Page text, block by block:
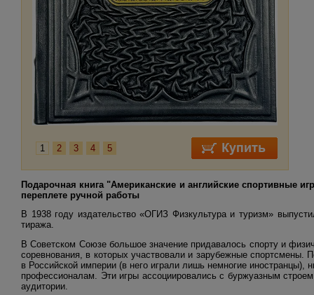
1 2 3 4 5
Подарочная книга "Американские и английские спортивные
переплете ручной работы
В 1938 году издательство «ОГИЗ Физкультура и туризм»
тиража.
В Советском Союзе большое значение придавалось спорту и
соревнования, в которых участвовали и зарубежные
в Российской империи (в него играли лишь немногие
профессионалам. Эти игры ассоциировались с буржуазным
аудитории.